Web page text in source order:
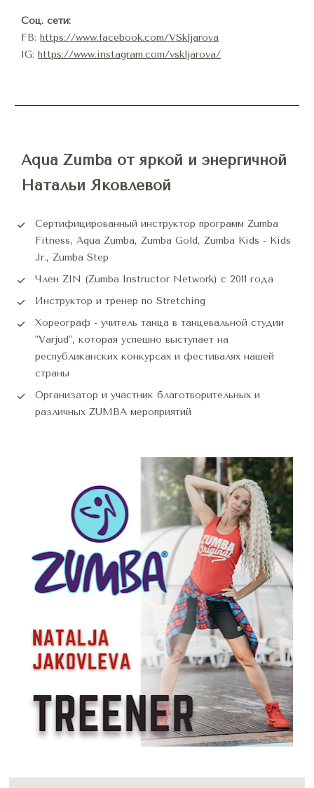
Соц. сети:
FB: https://www.facebook.com/VSkljarova
IG: https://www.instagram.com/vskljarova/
Aqua Zumba от яркой и энергичной
Натальи Яковлевой
Сертифицированный инструктор программ Zumba
Fitness, Aqua Zumba, Zumba Gold, Zumba Kids - Kids
Jr., Zumba Step
Член ZIN (Zumba Instructor Network) с 2011 года
Инструктор и тренер по Stretching
Хореограф - учитель танца в танцевальной студии
"Varjud", которая успешно выступает на
республиканских конкурсах и фестивалях нашей
страны
Организатор и участник благотворительных и
различных ZUMBA мероприятий